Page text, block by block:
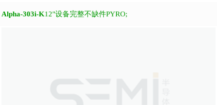
Alpha-303i-K12"设备完整不缺件PYRO;